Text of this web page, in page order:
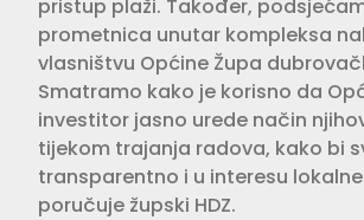
pristup plaži. Također,
prometnica unutar kompleksa
vlasništvu Općine Župa
Smatramo kako je korisno da
investitor jasno urede način
tijekom trajanja radova, kako bi
transparentno i u interesu
poručuje župski HDZ.